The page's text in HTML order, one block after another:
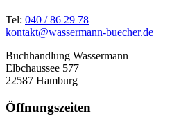
Tel: 040 / 86 29 78
kontakt@wassermann-buecher.de
Buchhandlung Wassermann
Elbchaussee 577
22587 Hamburg
Öffnungszeiten